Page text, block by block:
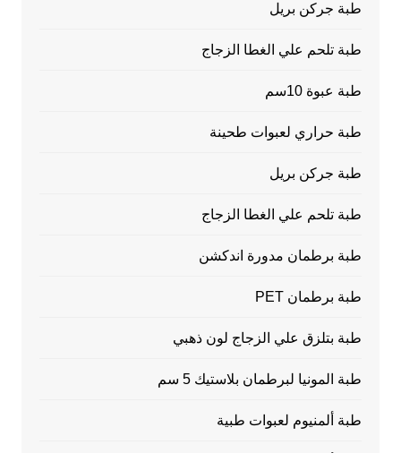
طبة جركن بريل
طبة تلحم علي الغطا الزجاج
طبة عبوة 10سم
طبة حراري لعبوات طحينة
طبة جركن بريل
طبة تلحم علي الغطا الزجاج
طبة برطمان مدورة اندكشن
طبة برطمان PET
طبة بتلزق علي الزجاج لون ذهبي
طبة المونيا لبرطمان بلاستيك 5 سم
طبة ألمنيوم لعبوات طبية